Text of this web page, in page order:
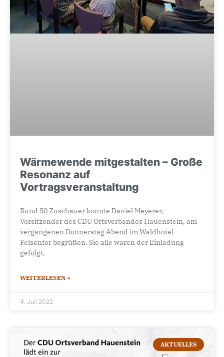
Wärmewende mitgestalten – Große
Resonanz auf
Vortragsveranstaltung
Rund 50 Zuschauer konnte Daniel Meyerer,
Vorsitzender des CDU Ortsverbandes Hauenstein, am
vergangenen Donnerstag Abend im Waldhotel
Felsentor begrüßen. Sie alle waren der Einladung
gefolgt,
WEITERLESEN »
4. Juli 2022
AKTUELLES